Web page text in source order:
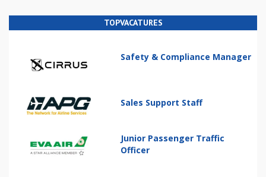
TOPVACATURES
Safety & Compliance Manager
Sales Support Staff
Junior Passenger Traffic
Officer